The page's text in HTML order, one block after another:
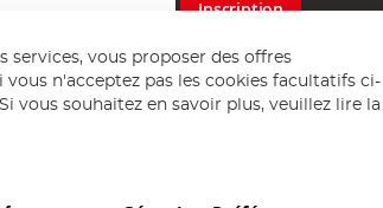
Inscription
services, vous proposer des offres
n'acceptez pas les cookies facultatifs ci-
vous souhaitez en savoir plus, veuillez lire la